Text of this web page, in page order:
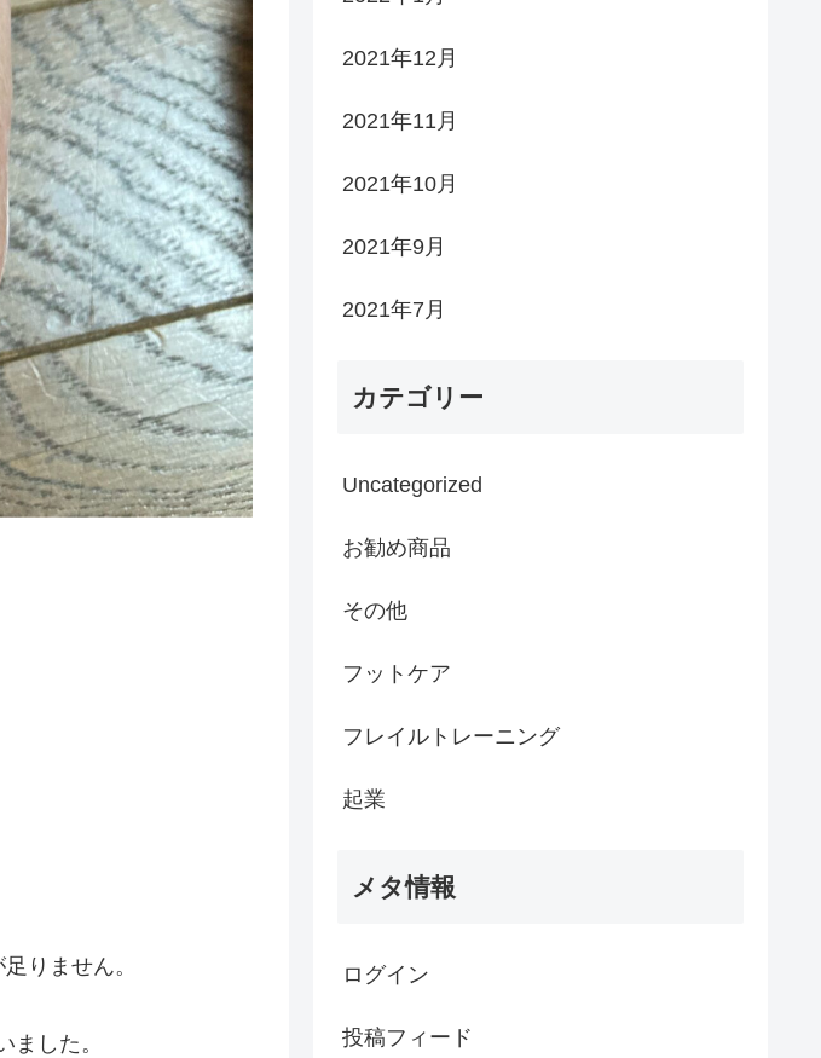
りません。
した。
2021年12月
2021年11月
2021年10月
2021年9月
2021年7月
カテゴリー
Uncategorized
お勧め商品
その他
フットケア
フレイルトレーニング
起業
メタ情報
ログイン
投稿フィード